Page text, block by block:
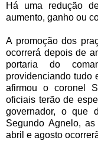
Há uma redução
aumento, ganho ou
A promoção dos
ocorrerá depois de
portaria do
providenciando tudo
afirmou o coronel
oficiais terão de
governador, o que
Segundo Agnelo,
abril e agosto